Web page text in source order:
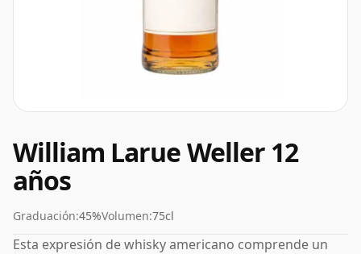
William Larue Weller 12
años
Graduación:45%Volumen:75cl
Esta expresión de whisky americano comprende un